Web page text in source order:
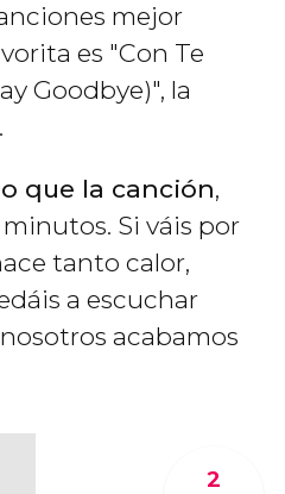
mejor
es "Con Te
Goodbye)", la
que la canción,
Si váis por
tanto calor,
a escuchar
acabamos
2